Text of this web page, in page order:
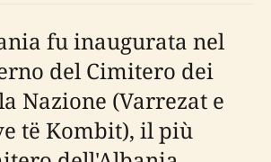
fu inaugurata nel
del Cimitero dei
Nazione (Varrezat e
të Kombit), il più